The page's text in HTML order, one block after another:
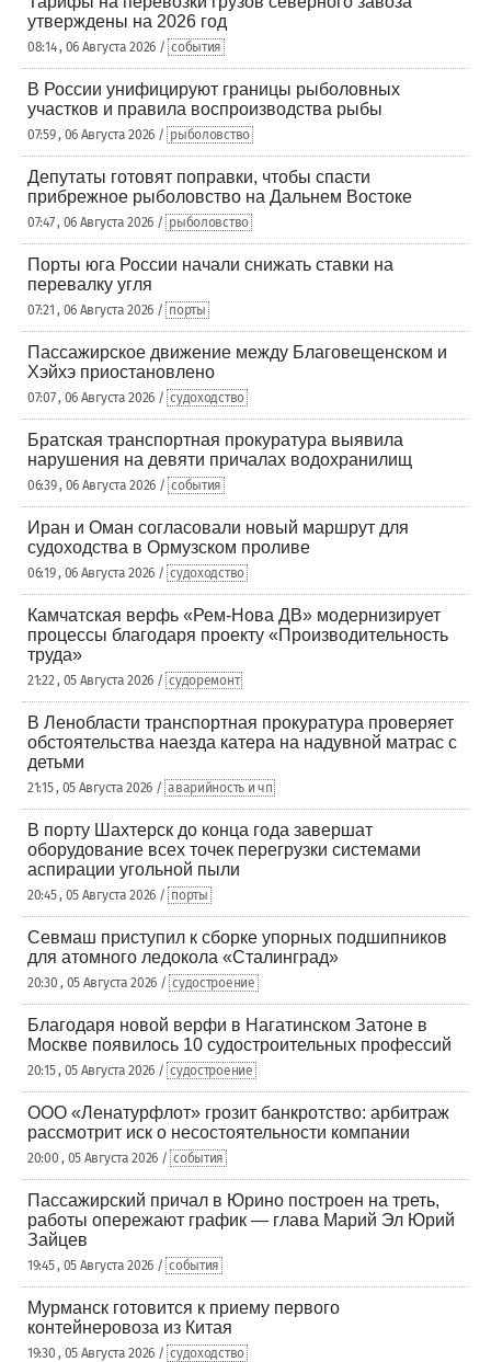
утверждены на 2026 год
08:14 , 06 Августа 2026 / события
В России унифицируют границы рыболовных
участков и правила воспроизводства рыбы
07:59 , 06 Августа 2026 / рыболовство
Депутаты готовят поправки, чтобы спасти
прибрежное рыболовство на Дальнем Востоке
07:47 , 06 Августа 2026 / рыболовство
Порты юга России начали снижать ставки на
перевалку угля
07:21 , 06 Августа 2026 / порты
Пассажирское движение между Благовещенском и
Хэйхэ приостановлено
07:07 , 06 Августа 2026 / судоходство
Братская транспортная прокуратура выявила
нарушения на девяти причалах водохранилищ
06:39 , 06 Августа 2026 / события
Иран и Оман согласовали новый маршрут для
судоходства в Ормузском проливе
06:19 , 06 Августа 2026 / судоходство
Камчатская верфь «Рем-Нова ДВ» модернизирует
процессы благодаря проекту «Производительность
труда»
21:22 , 05 Августа 2026 / судоремонт
В Ленобласти транспортная прокуратура проверяет
обстоятельства наезда катера на надувной матрас с
детьми
21:15 , 05 Августа 2026 / аварийность и чп
В порту Шахтерск до конца года завершат
оборудование всех точек перегрузки системами
аспирации угольной пыли
20:45 , 05 Августа 2026 / порты
Севмаш приступил к сборке упорных подшипников
для атомного ледокола «Сталинград»
20:30 , 05 Августа 2026 / судостроение
Благодаря новой верфи в Нагатинском Затоне в
Москве появилось 10 судостроительных профессий
20:15 , 05 Августа 2026 / судостроение
ООО «Ленатурфлот» грозит банкротство: арбитраж
рассмотрит иск о несостоятельности компании
20:00 , 05 Августа 2026 / события
Пассажирский причал в Юрино построен на треть,
работы опережают график — глава Марий Эл Юрий
Зайцев
19:45 , 05 Августа 2026 / события
Мурманск готовится к приему первого
контейнеровоза из Китая
19:30 , 05 Августа 2026 / судоходство